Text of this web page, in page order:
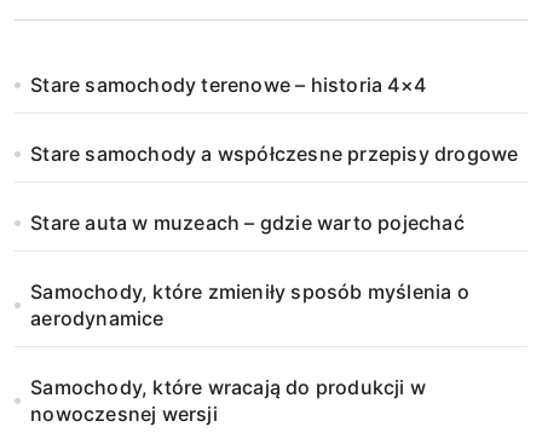
Stare samochody terenowe – historia 4×4
Stare samochody a współczesne przepisy drogowe
Stare auta w muzeach – gdzie warto pojechać
Samochody, które zmieniły sposób myślenia o
aerodynamice
Samochody, które wracają do produkcji w
nowoczesnej wersji